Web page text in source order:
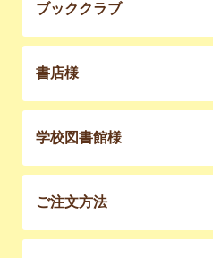
ブッククラブ
書店様
学校図書館様
ご注文方法